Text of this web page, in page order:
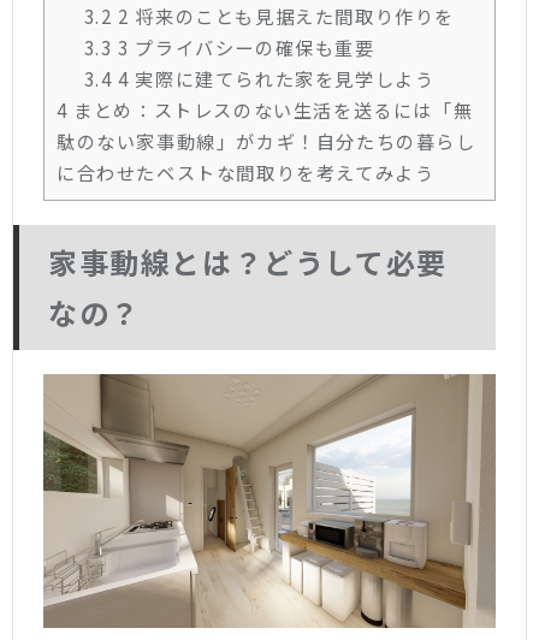
3.2 2 将来のことも見据えた間取り作りを
3.3 3 プライバシーの確保も重要
3.4 4 実際に建てられた家を見学しよう
4 まとめ：ストレスのない生活を送るには「無
駄のない家事動線」がカギ！自分たちの暮らし
に合わせたベストな間取りを考えてみよう
家事動線とは？どうして必要
なの？